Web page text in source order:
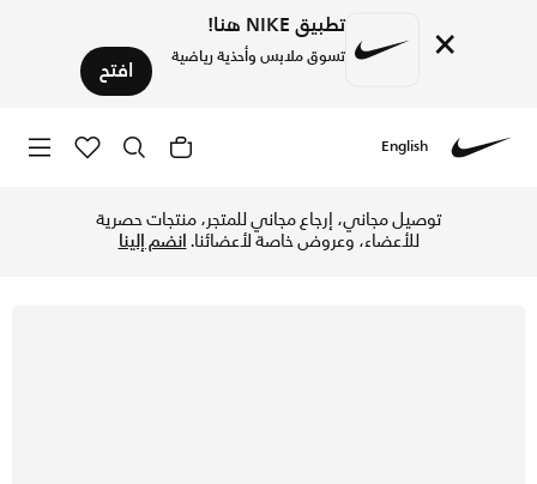
× تطبيق NIKE هنا!
تسوق ملابس وأحذية رياضية افتح
English
توصيل مجاني، إرجاع مجاني للمتجر، منتجات حصرية
للأعضاء، وعروض خاصة لأعضائنا.انضم إلينا